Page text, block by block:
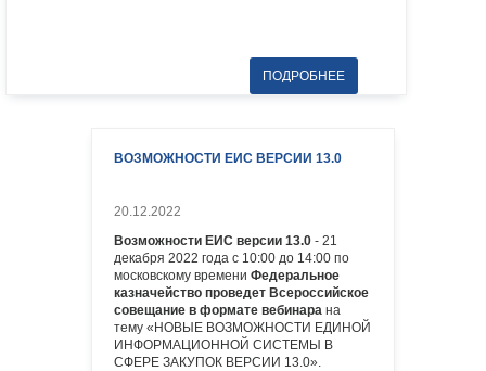
ВОЗМОЖНОСТИ ЕИС ВЕРСИИ 13.0
20.12.2022
Возможности ЕИС версии 13.0 - 21
декабря 2022 года с 10:00 до 14:00 по
московскому времени Федеральное
казначейство проведет Всероссийское
совещание в формате вебинара на
тему «НОВЫЕ ВОЗМОЖНОСТИ ЕДИНОЙ
ИНФОРМАЦИОННОЙ СИСТЕМЫ В
СФЕРЕ ЗАКУПОК ВЕРСИИ 13.0».